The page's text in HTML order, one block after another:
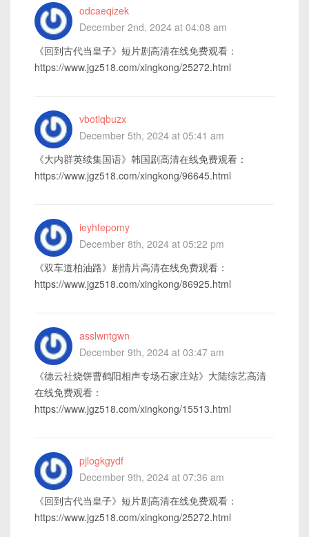
odcaeqizek
December 2nd, 2024 at 04:08 am
《回到古代当皇子》短片剧高清在线免费观看：
https://www.jgz518.com/xingkong/25272.html
vbotlqbuzx
December 5th, 2024 at 05:41 am
《大内群英续集国语》韩国剧高清在线免费观看：
https://www.jgz518.com/xingkong/96645.html
ieyhfepomy
December 8th, 2024 at 05:22 pm
《双车道柏油路》剧情片高清在线免费观看：
https://www.jgz518.com/xingkong/86925.html
asslwntgwn
December 9th, 2024 at 03:47 am
《德云社烧饼曹鹤阳相声专场石家庄站》大陆综艺高清
在线免费观看：
https://www.jgz518.com/xingkong/15513.html
pjlogkgydf
December 9th, 2024 at 07:36 am
《回到古代当皇子》短片剧高清在线免费观看：
https://www.jgz518.com/xingkong/25272.html